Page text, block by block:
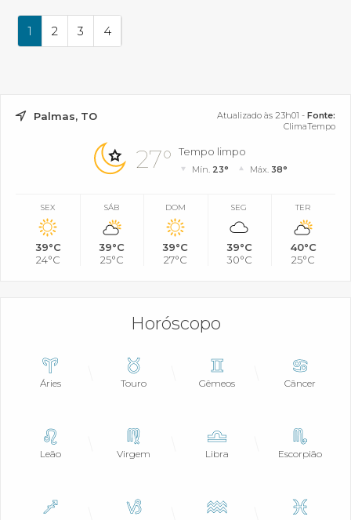
1 2 3 4
Palmas, TO Atualizado às 23h01 - Fonte:
ClimaTempo
27° Tempo limpo
Mín. 23° Máx. 38°
SEX
39°C
24°C
SÁB
39°C
25°C
DOM
39°C
27°C
SEG
39°C
30°C
TER
40°C
25°C
Horóscopo
Áries Touro Gêmeos Câncer
Leão Virgem Libra Escorpião